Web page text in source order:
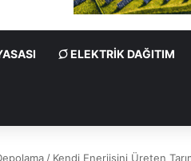
ELEKTRIK DAĞITIM
/ Kendi Enerjisini Üreten